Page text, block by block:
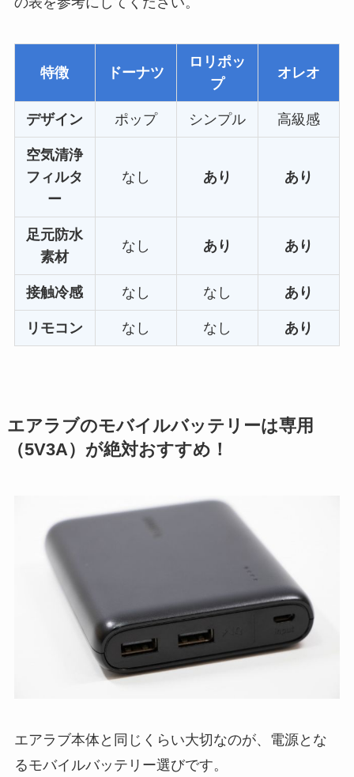
特徴 ドーナツ
ロリポッ
プ
オレオ
デザイン ポップ シンプル 高級感
空気清浄
フィルタ
ー
なし あり あり
足元防水
素材
なし あり あり
接触冷感 なし なし あり
リモコン なし なし あり
エアラブのモバイルバッテリーは専用
（5V3A）が絶対おすすめ！
エアラブ本体と同じくらい大切なのが、電源とな
るモバイルバッテリー選びです。